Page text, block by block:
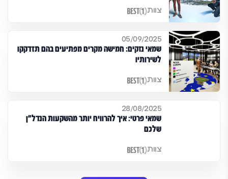
צוות
05/09/2025
שמאי נזקים: חמישה מקרים מפתיעים בהם תזדקקו
לשירותיו
צוות
28/08/2025
שמאי פרטי: איך להרוויח יותר מהשקעות הנדל"ן
שלכם
צוות